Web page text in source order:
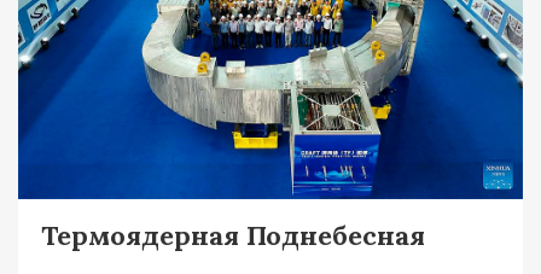
Термоядерная Поднебесная